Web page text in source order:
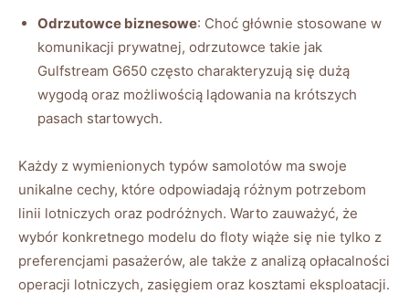
Odrzutowce biznesowe: Choć głównie stosowane w
komunikacji prywatnej, odrzutowce takie jak
Gulfstream G650 często charakteryzują się dużą
wygodą oraz możliwością lądowania na krótszych
pasach startowych.
Każdy z wymienionych typów samolotów ma swoje
unikalne cechy, które odpowiadają różnym potrzebom
linii lotniczych oraz podróżnych. Warto zauważyć, że
wybór konkretnego modelu do floty wiąże się nie tylko z
preferencjami pasażerów, ale także z analizą opłacalności
operacji lotniczych, zasięgiem oraz kosztami eksploatacji.